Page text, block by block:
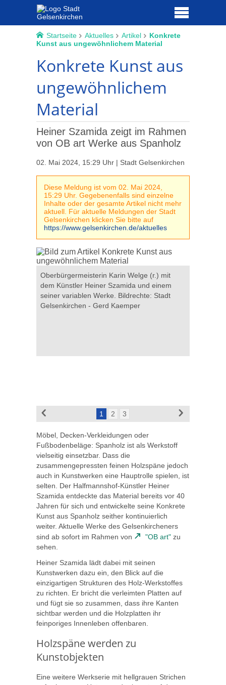
Startseite Aktuelles Artikel
Konkrete
Kunst aus ungewöhnlichem Material
Konkrete Kunst aus
ungewöhnlichem
Material
Heiner Szamida zeigt im Rahmen
von OB art Werke aus Spanholz
02. Mai 2024, 15:29 Uhr | Stadt Gelsenkirchen
Diese Meldung ist vom 02. Mai 2024,
15:29 Uhr. Gegebenenfalls sind einzelne
Inhalte oder der gesamte Artikel nicht mehr
aktuell. Für aktuelle Meldungen der Stadt
Gelsenkirchen klicken Sie bitte auf
https://www.gelsenkirchen.de/aktuelles
Oberbürgermeisterin Karin Welge (r.) mit
dem Künstler Heiner Szamida und einem
seiner variablen Werke. Bildrechte: Stadt
Gelsenkirchen - Gerd Kaemper
1 2 3
Möbel, Decken-Verkleidungen oder
Fußbodenbeläge: Spanholz ist als Werkstoff
vielseitig einsetzbar. Dass die
zusammengepressten feinen Holzspäne jedoch
auch in Kunstwerken eine Hauptrolle spielen, ist
selten. Der Halfmannshof-Künstler Heiner
Szamida entdeckte das Material bereits vor 40
Jahren für sich und entwickelte seine Konkrete
Kunst aus Spanholz seither kontinuierlich
weiter. Aktuelle Werke des Gelsenkircheners
sind ab sofort im Rahmen von
"OB art" zu
sehen.
Heiner Szamida lädt dabei mit seinen
Kunstwerken dazu ein, den Blick auf die
einzigartigen Strukturen des Holz-Werkstoffes
zu richten. Er bricht die verleimten Platten auf
und fügt sie so zusammen, dass ihre Kanten
sichtbar werden und die Holzplatten ihr
feinporiges Innenleben offenbaren.
Holzspäne werden zu
Kunstobjekten
Eine weitere Werkserie mit hellgrauen Strichen